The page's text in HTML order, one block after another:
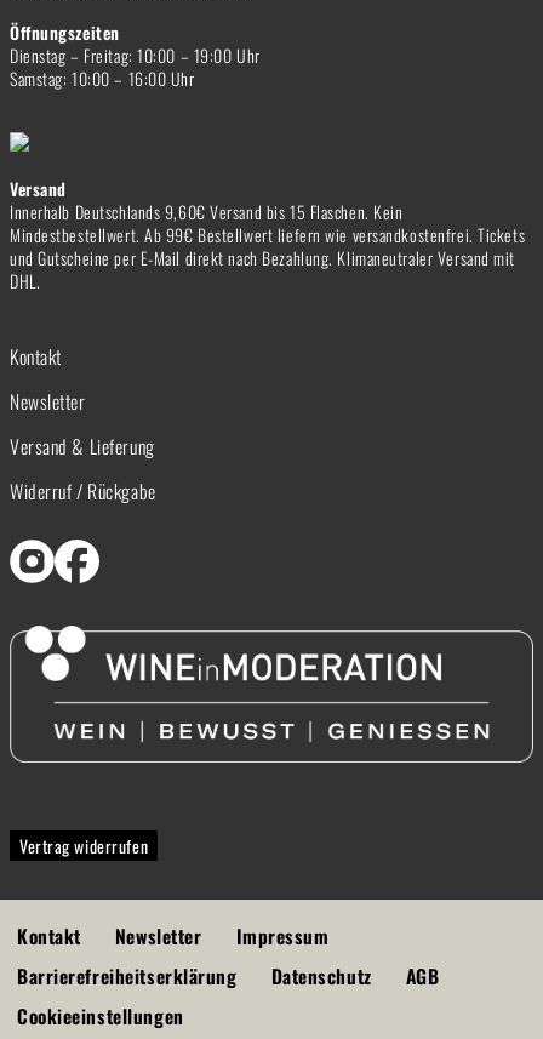
Öffnungszeiten
Dienstag – Freitag: 10:00 – 19:00 Uhr
Samstag: 10:00 – 16:00 Uhr
Versand
Innerhalb Deutschlands 9,60€ Versand bis 15 Flaschen. Kein
Mindestbestellwert. Ab 99€ Bestellwert liefern wie versandkostenfrei. Tickets
und Gutscheine per E-Mail direkt nach Bezahlung. Klimaneutraler Versand mit
DHL.
Kontakt
Newsletter
Versand & Lieferung
Widerruf / Rückgabe
Vertrag widerrufen
Kontakt Newsletter
Impressum
Barrierefreiheitserklärung
Datenschutz
AGB
Cookieeinstellungen